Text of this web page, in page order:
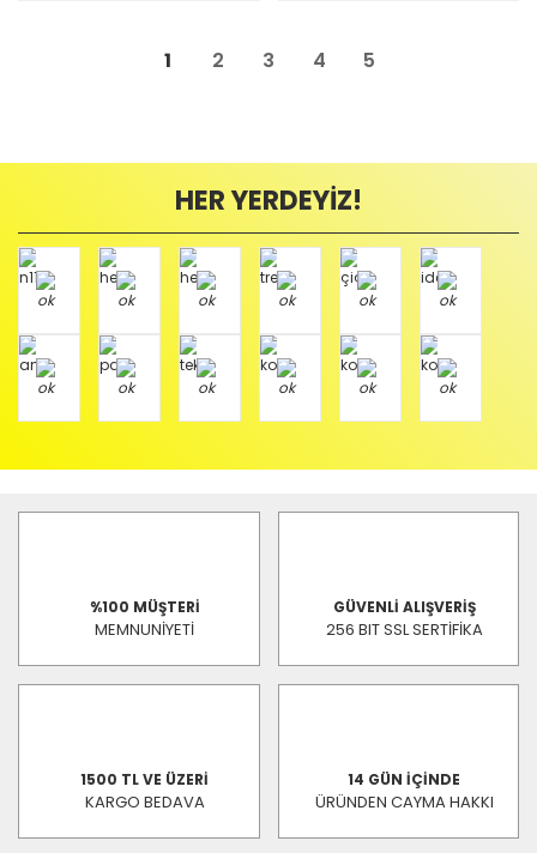
1 2 3 4 5
HER YERDEYİZ!
%100 MÜŞTERİ
MEMNUNİYETİ
GÜVENLİ ALIŞVERİŞ
256 BIT SSL SERTİFİKA
1500 TL VE ÜZERİ
KARGO BEDAVA
14 GÜN İÇİNDE
ÜRÜNDEN CAYMA HAKKI